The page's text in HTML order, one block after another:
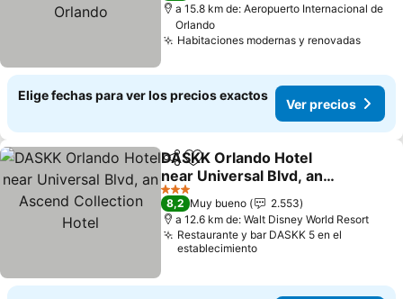
a 15.8 km de: Aeropuerto Internacional de
Orlando
Habitaciones modernas y renovadasVer
Elige fechas para ver los precios exactos
Ver precios
CompartirAgregar a favoritos
DASKK Orlando Hotel
near Universal Blvd, an
Ascend Collection Hotel
Ver precios
3 Estrellas
8,2 Muy bueno
2.553
a 12.6 km de: Walt Disney World Resort
Restaurante y bar DASKK 5 en el
establecimiento